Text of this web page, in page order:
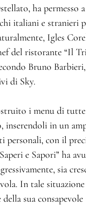
ha permesso
italiani e stranieri
Igles
del ristorante “Il
Bruno
di Sky.
i menu di
inserendoli in un
personali, con il
e Sapori” ha
sia
In tale
sua